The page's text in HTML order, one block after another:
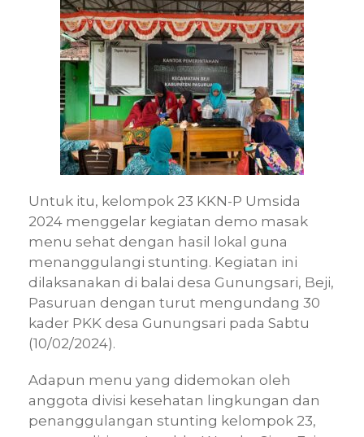
Untuk itu, kelompok 23 KKN-P Umsida
2024 menggelar kegiatan demo masak
menu sehat dengan hasil lokal guna
menanggulangi stunting. Kegiatan ini
dilaksanakan di balai desa Gunungsari, Beji,
Pasuruan dengan turut mengundang 30
kader PKK desa Gunungsari pada Sabtu
(10/02/2024).
Adapun menu yang didemokan oleh
anggota divisi kesehatan lingkungan dan
penanggulangan stunting kelompok 23,